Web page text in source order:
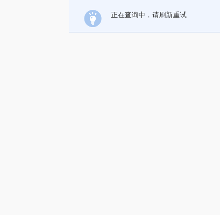
正在查询中，请刷新重试